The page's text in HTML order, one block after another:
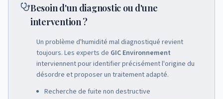
condensation). Le propriétaire reste
responsable des travaux structurels et de
Besoin d'un diagnostic ou d'une
intervention ?
Un problème d'humidité mal diagnostiqué revient
toujours. Les experts de GIC Environnement
interviennent pour identifier précisément l'origine du
désordre et proposer un traitement adapté.
Recherche de fuite non destructive